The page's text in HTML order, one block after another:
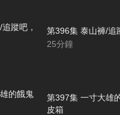
第396集 泰山褲/追
25分鐘
第397集 一寸大雄
皮箱